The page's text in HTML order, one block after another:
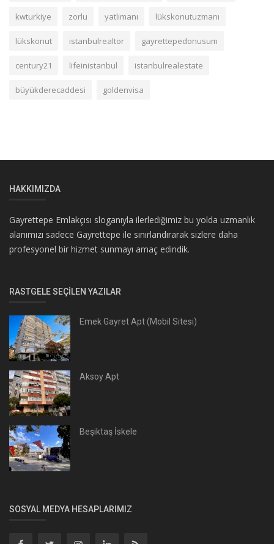
kwturkiye zorlu yatlimanı lükskonutuzmanı
lükskonut istanbulrealtor gayrettepedonusum
century21 lifeinistanbul istanbulrealestate
büyükderecaddesi goldenvisa
HAKKIMIZDA
Gayrettepe Emlakçısı sloganıyla ilerlediğimiz bu yolda uzmanlık
alanımızı sadece Gayrettepe ile sınırlandırarak sizlere daha
profesyonel bir hizmet sunmayı amaç edindik.
RASTGELE SEÇILEN YAZILAR
Emek Gayret Apt (Mobil Sitesi)
Aksoy Apt
Beşiktaş İskele
SOSYAL MEDYA HESAPLARIMIZ